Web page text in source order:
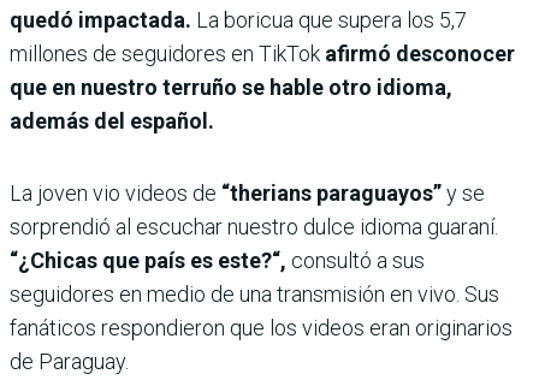
quedó impactada. La boricua que supera los 5,7
millones de seguidores en TikTok afirmó desconocer
que en nuestro terruño se hable otro idioma,
además del español.
La joven vio videos de “therians paraguayos”y se
sorprendió al escuchar nuestro dulce idioma guaraní.
“¿Chicas que país es este?“, consultó a sus
seguidores en medio de una transmisión en vivo. Sus
fanáticos respondieron que los videos eran originarios
de Paraguay.